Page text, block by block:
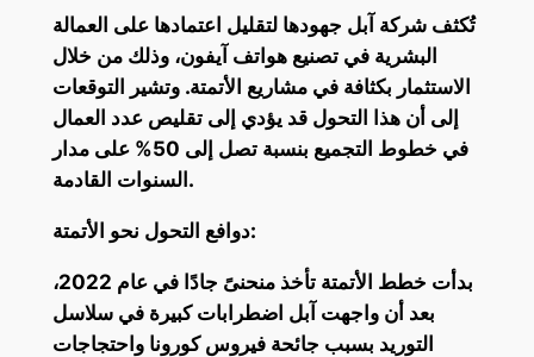
تُكثف شركة آبل جهودها لتقليل اعتمادها على العمالة
البشرية في تصنيع هواتف آيفون، وذلك من خلال
الاستثمار بكثافة في مشاريع الأتمتة. وتشير التوقعات
إلى أن هذا التحول قد يؤدي إلى تقليص عدد العمال
في خطوط التجميع بنسبة تصل إلى 50% على مدار
السنوات القادمة.
دوافع التحول نحو الأتمتة:
بدأت خطط الأتمتة تأخذ منحنىً جادًا في عام 2022،
بعد أن واجهت آبل اضطرابات كبيرة في سلاسل
التوريد بسبب جائحة فيروس كورونا واحتجاجات